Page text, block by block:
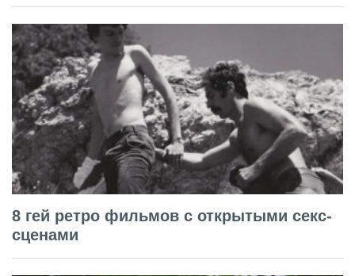
8 гей ретро фильмов с открытыми секс-
сценами